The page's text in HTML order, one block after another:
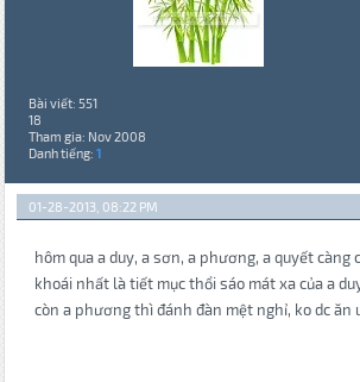
Bài viết: 551
18
Tham gia: Nov 2008
Danh tiếng: 1
01-28-2013, 08:22 PM
hôm qua a duy, a sơn, a phương, a quyết càng
khoái nhất là tiết mục thổi sáo mát xa của a
còn a phương thì đánh đàn mệt nghỉ, ko dc ăn